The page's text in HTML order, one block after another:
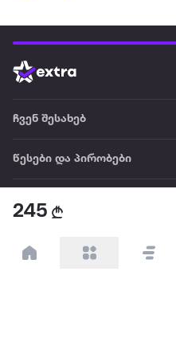
245
ჩვენ შესახებ
წესები და პირობები